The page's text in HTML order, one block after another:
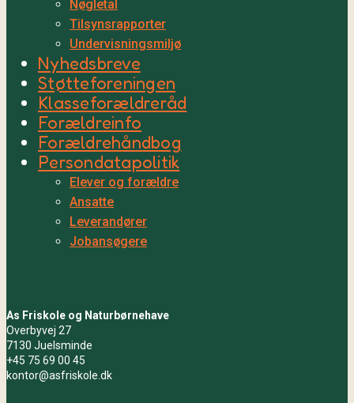
Nøgletal
Tilsynsrapporter
Undervisningsmiljø
Nyhedsbreve
Støtteforeningen
Klasseforældreråd
Forældreinfo
Forældrehåndbog
Persondatapolitik
Elever og forældre
Ansatte
Leverandører
Jobansøgere
As Friskole og Naturbørnehave
Overbyvej 27
7130 Juelsminde
+45 75 69 00 45
kontor@asfriskole.dk